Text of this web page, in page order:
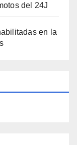
del 24J
en la